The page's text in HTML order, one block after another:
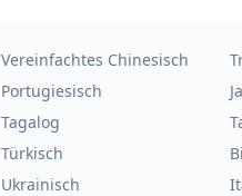
Vereinfachtes Chinesisch
Portugiesisch
Tagalog
Türkisch
Ukrainisch